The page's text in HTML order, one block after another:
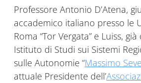
Professore Antonio D’Atena,
accademico italiano presso le
Roma “Tor Vergata” e Luiss,
Istituto di Studi sui Sistemi
sulle Autonomie “Massimo
attuale Presidente dell’